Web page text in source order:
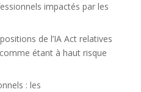
impactés par les
de l’IA Act relatives
étant à haut risque
: les